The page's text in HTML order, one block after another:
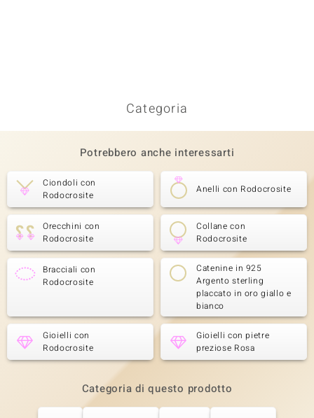
Categoria
Potrebbero anche interessarti
Ciondoli con
Rodocrosite
Anelli con Rodocrosite
Orecchini con
Rodocrosite
Collane con
Rodocrosite
Bracciali con
Rodocrosite
Catenine in 925
Argento sterling
placcato in oro giallo e
bianco
Gioielli con
Rodocrosite
Gioielli con pietre
preziose Rosa
Categoria di questo prodotto